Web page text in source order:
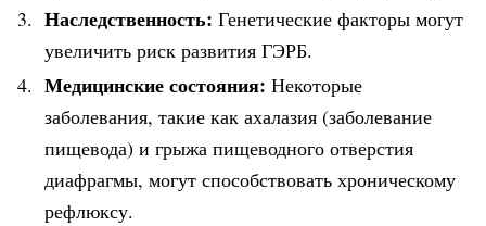
Наследственность: Генетические факторы могут
увеличить риск развития ГЭРБ.
Медицинские состояния: Некоторые
заболевания, такие как ахалазия (заболевание
пищевода) и грыжа пищеводного отверстия
диафрагмы, могут способствовать хроническому
рефлюксу.